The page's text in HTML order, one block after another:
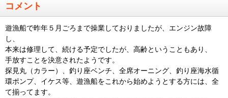
コメント
遊漁船で昨年５月ごろまで操業しておりましたが、エンジン故障
し、
本来は修理して、続ける予定でしたが、高齢ということもあり、
手放すことを決意されたようです。
探見丸（カラー）、釣り座ベンチ、全席オーニング、釣り座海水循
環ポンプ、イケス等、遊漁船をこれから始めようとする方には、全
て揃ってます。